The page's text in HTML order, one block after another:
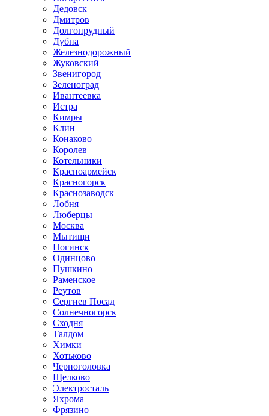
Дедовск
Дмитров
Долгопрудный
Дубна
Железнодорожный
Жуковский
Звенигород
Зеленоград
Ивантеевка
Истра
Кимры
Клин
Конаково
Королев
Котельники
Красноармейск
Красногорск
Краснозаводск
Лобня
Люберцы
Москва
Мытищи
Ногинск
Одинцово
Пушкино
Раменское
Реутов
Сергиев Посад
Солнечногорск
Сходня
Талдом
Химки
Хотьково
Черноголовка
Щелково
Электросталь
Яхрома
Фрязино